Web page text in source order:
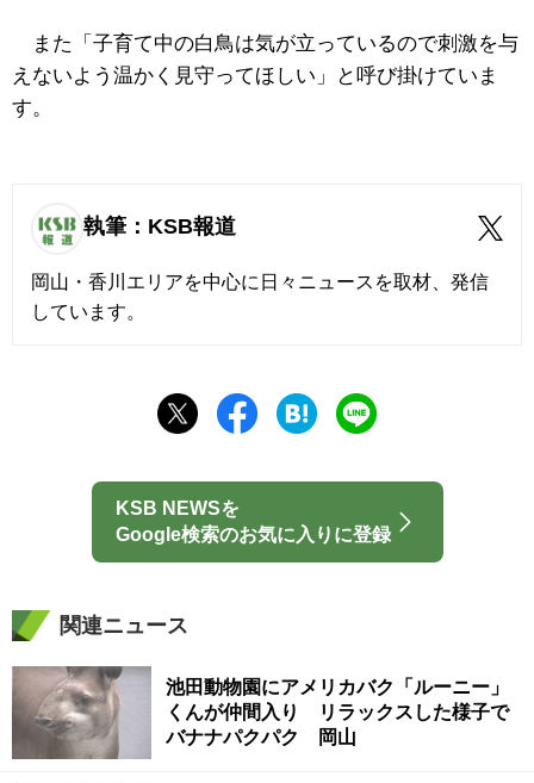
また「子育て中の白鳥は気が立っているので刺激を与
えないよう温かく見守ってほしい」と呼び掛けていま
す。
執筆：KSB報道
岡山・香川エリアを中心に日々ニュースを取材、発信
しています。
KSB NEWSを
Google検索のお気に入りに登録
関連ニュース
池田動物園にアメリカバク「ルーニー」
くんが仲間入り リラックスした様子で
バナナパクパク 岡山